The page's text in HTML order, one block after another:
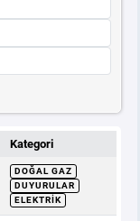
Kategori
DOĞAL GAZ
DUYURULAR
ELEKTRIK